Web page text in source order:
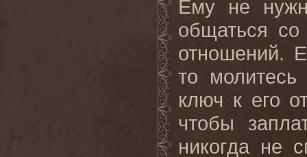
Ему не
общаться
отношений.
то
ключ к его
чтобы
никогда не